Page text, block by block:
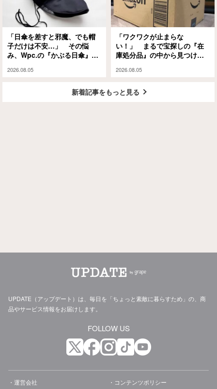
「日傘を差すと邪魔、でも帽
子だけは不安…」 その悩
み、Wpc.の『かぶる日傘』が
2026.08.05
「ワクワクが止まらな
い！」 まるで宝探しの『在
庫処分品』の中から見つけた
2026.08.05
新着記事をもっと見る
UPDATE（アップデート）は、毎日を「ちょっと素敵に暮らすため」の、商
品やサービス情報をお届けします。
FOLLOW US
運営会社 コンテンツポリシー